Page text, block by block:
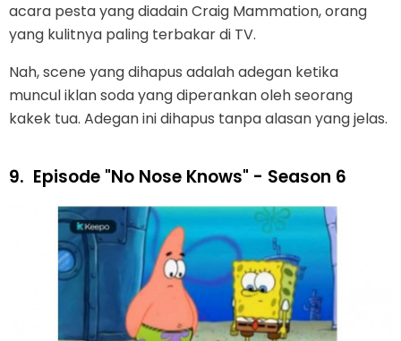
acara pesta yang diadain Craig Mammation, orang
yang kulitnya paling terbakar di TV.
Nah, scene yang dihapus adalah adegan ketika
muncul iklan soda yang diperankan oleh seorang
kakek tua. Adegan ini dihapus tanpa alasan yang jelas.
9. Episode "No Nose Knows" - Season 6